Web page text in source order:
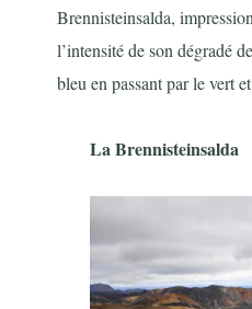
Brennisteinsalda,
l’intensité de son dégradé
bleu en passant par le vert
La Brennisteinsalda